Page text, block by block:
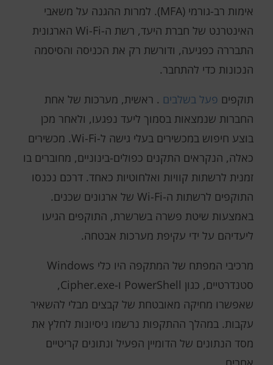
אימות רב-גורמי (MFA). למרות ההגנה על משאבי
האינטרנט של חברת היעד, רשת ה-Wi-Fi הארגונית
התבררה כפגיעה, ודורשת רק את הכניסה והסיסמה
הנכונות כדי להתחבר.
תוקפים פעל בשלבים . ראשית, מערכות של אחת
החברות שנמצאות בסמוך ליעד נפגעו, ולאחר מכן
בוצע חיפוש במכשירים בעלי גישה ל-Wi-Fi. מכשירים
כאלה, הנקראים התקנים כפולים-בינוניים, מחוברים בו
זמנית לרשתות קוויות ואלחוטיות כאחד. דרכם נכנסו
התוקפים לרשתות ה-Wi-Fi של ארגונים שכנים.
באמצעות שיטת פשרה בשרשרת, התוקפים הגיעו
ליעדיהם על ידי עקיפת מערכות אבטחה.
מרכיבי המפתח של המתקפה היו כלי Windows
סטנדרטיים, כגון PowerShell ו-Cipher.exe,
שאפשרו מחיקה מאובטחת של קבצים מבלי להשאיר
עקבות. במהלך ההתקפות נרשמו ניסיונות לחלץ את
מסד הנתונים של הדומיין הפעיל ונתונים קריטיים